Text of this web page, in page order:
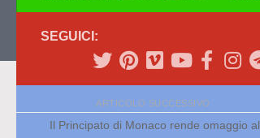
SEGUICI:
ARTICOLO SUCCESSIVO
Il Principato di Monaco rende omaggio al